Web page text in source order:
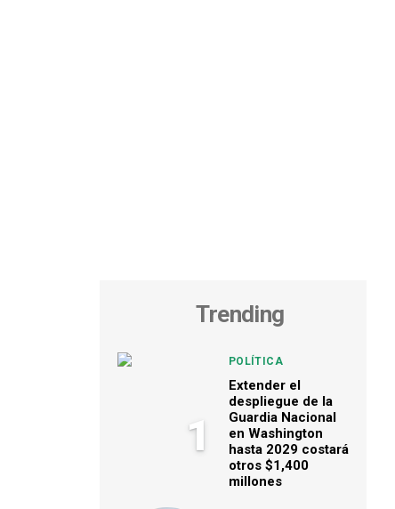
Trending
1
POLÍTICA
Extender el
despliegue de la
Guardia Nacional
en Washington
hasta 2029 costará
otros $1,400
millones